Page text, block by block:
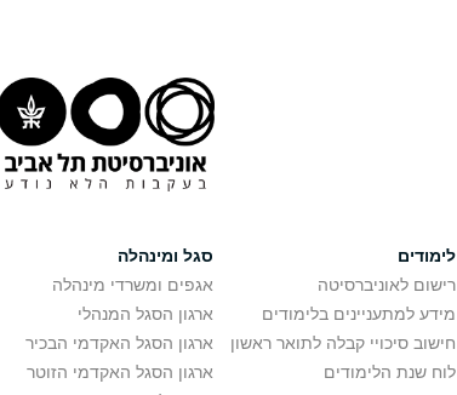
לימודים
רישום לאוניברסיטה
מידע למתעניינים בלימודים
חישוב סיכויי קבלה לתואר ראשון
לוח שנת הלימודים
סגל ומינהלה
אגפים ומשרדי מינהלה
ארגון הסגל המנהלי
ארגון הסגל האקדמי הבכיר
ארגון הסגל האקדמי הזוטר